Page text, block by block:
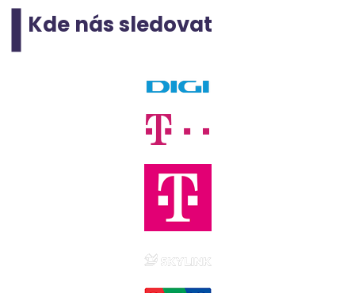
Kde nás sledovat